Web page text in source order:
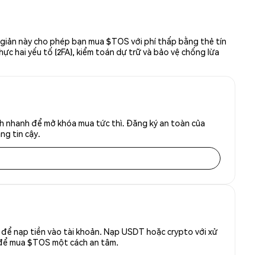
này cho phép bạn mua $TOS với phí thấp bằng thẻ tín
hai yếu tố (2FA), kiểm toán dự trữ và bảo vệ chống lừa
để mở khóa mua tức thì. Đăng ký an toàn của
tin cậy.
nạp tiền vào tài khoản. Nạp USDT hoặc crypto với xử
mua $TOS một cách an tâm.